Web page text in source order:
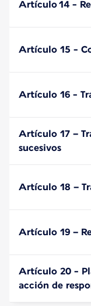
Artículo 14 -
Artículo 15 -
Artículo 16 -
Artículo 17 –
sucesivos
Artículo 18 –
Artículo 19 –
Artículo 20 -
acción de